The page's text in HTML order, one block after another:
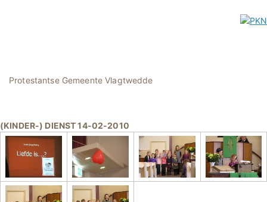
Protestantse Gemeente Vlagtwedde
(KINDER-) DIENST 14-02-2010